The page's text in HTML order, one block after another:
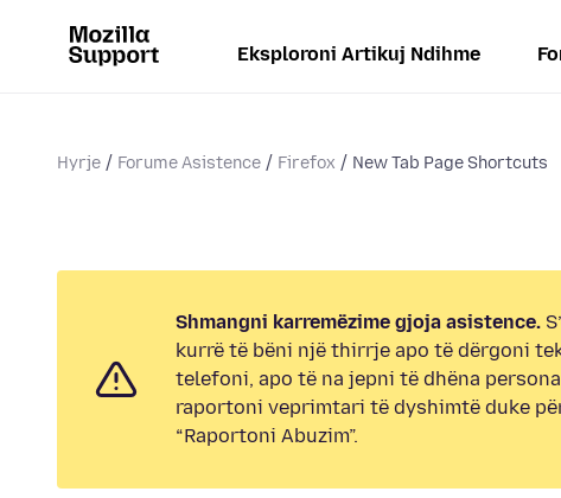
Eksploroni Artikuj Ndihme
Hyrje Forume Asistence Firefox New Tab Page Shortcuts
Shmangni karremëzime gjoja asistence.
kurrë të bëni një thirrje apo të dërgoni
telefoni, apo të na jepni të dhëna
raportoni veprimtari të dyshimtë duke
“Raportoni Abuzim”.